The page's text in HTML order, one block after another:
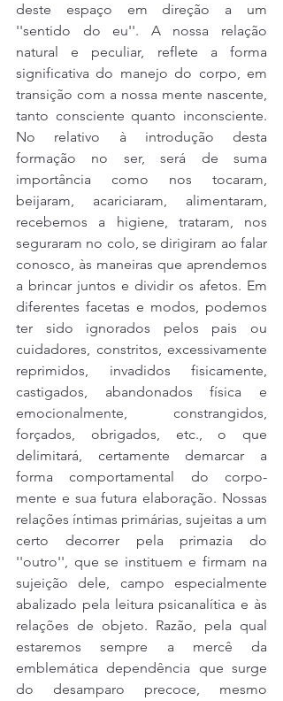
deste espaço em direção a um
''sentido do eu''. A nossa relação
natural e peculiar, reflete a forma
significativa do manejo do corpo, em
transição com a nossa mente nascente,
tanto consciente quanto inconsciente.
No relativo à introdução desta
formação no ser, será de suma
importância como nos tocaram,
beijaram, acariciaram, alimentaram,
recebemos a higiene, trataram, nos
seguraram no colo, se dirigiram ao falar
conosco, às maneiras que aprendemos
a brincar juntos e dividir os afetos. Em
diferentes facetas e modos, podemos
ter sido ignorados pelos pais ou
cuidadores, constritos, excessivamente
reprimidos, invadidos fisicamente,
castigados, abandonados física e
emocionalmente, constrangidos,
forçados, obrigados, etc., o que
delimitará, certamente demarcar a
forma comportamental do corpo-
mente e sua futura elaboração. Nossas
relações íntimas primárias, sujeitas a um
certo decorrer pela primazia do
''outro'', que se instituem e firmam na
sujeição dele, campo especialmente
abalizado pela leitura psicanalítica e às
relações de objeto. Razão, pela qual
estaremos sempre a mercê da
emblemática dependência que surge
do desamparo precoce, mesmo